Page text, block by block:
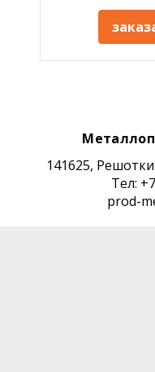
141625,
Тел:
prod-